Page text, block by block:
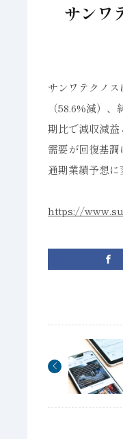
サンワ
サンワテクノス
（58.6%減）
期比で減収減
需要が回復基調
通期業績予想に
https://